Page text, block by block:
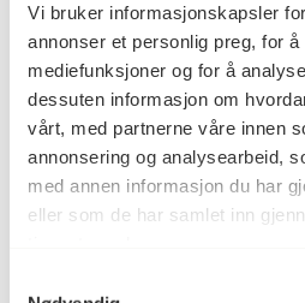
Vi bruker informasjonskapsler
annonser et personlig preg, for
mediefunksjoner og for å
dessuten informasjon om
vårt, med partnerne våre innen
annonsering og analysearbeid,
med annen informasjon du har
eller som de har samlet inn
Stein/
Teknikk og
materiale
Laserkuttet